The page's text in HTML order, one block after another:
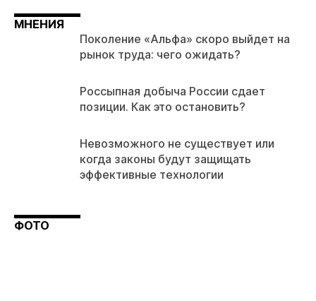
МНЕНИЯ
Поколение «Альфа» скоро выйдет на
рынок труда: чего ожидать?
Россыпная добыча России сдает
позиции. Как это остановить?
Невозможного не существует или
когда законы будут защищать
эффективные технологии
ФОТО